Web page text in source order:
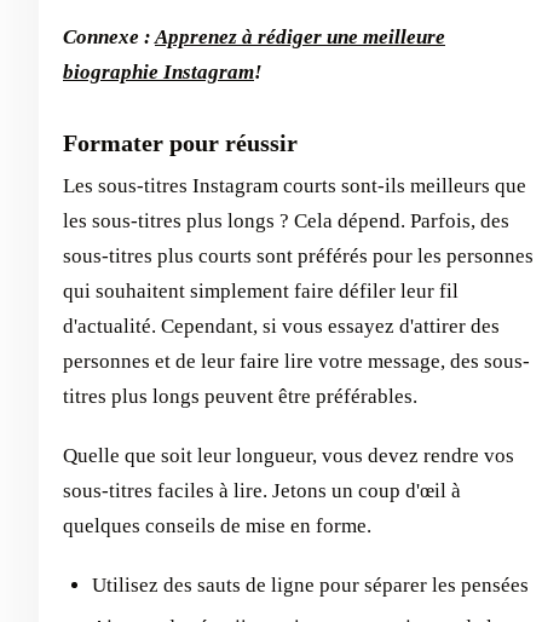
Connexe : Apprenez à rédiger une meilleure
biographie Instagram!
Formater pour réussir
Les sous-titres Instagram courts sont-ils meilleurs que
les sous-titres plus longs ? Cela dépend. Parfois, des
sous-titres plus courts sont préférés pour les personnes
qui souhaitent simplement faire défiler leur fil
d'actualité. Cependant, si vous essayez d'attirer des
personnes et de leur faire lire votre message, des sous-
titres plus longs peuvent être préférables.
Quelle que soit leur longueur, vous devez rendre vos
sous-titres faciles à lire. Jetons un coup d'œil à
quelques conseils de mise en forme.
Utilisez des sauts de ligne pour séparer les pensées